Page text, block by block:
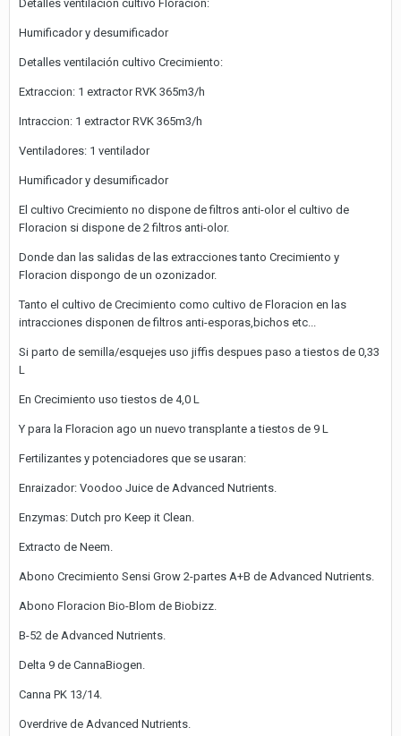
Detalles ventilacion cultivo Floracion:
Humificador y desumificador
Detalles ventilación cultivo Crecimiento:
Extraccion: 1 extractor RVK 365m3/h
Intraccion: 1 extractor RVK 365m3/h
Ventiladores: 1 ventilador
Humificador y desumificador
El cultivo Crecimiento no dispone de filtros anti-olor el cultivo de
Floracion si dispone de 2 filtros anti-olor.
Donde dan las salidas de las extracciones tanto Crecimiento y
Floracion dispongo de un ozonizador.
Tanto el cultivo de Crecimiento como cultivo de Floracion en las
intracciones disponen de filtros anti-esporas,bichos etc...
Si parto de semilla/esquejes uso jiffis despues paso a tiestos de 0,33
L
En Crecimiento uso tiestos de 4,0 L
Y para la Floracion ago un nuevo transplante a tiestos de 9 L
Fertilizantes y potenciadores que se usaran:
Enraizador: Voodoo Juice de Advanced Nutrients.
Enzymas: Dutch pro Keep it Clean.
Extracto de Neem.
Abono Crecimiento Sensi Grow 2-partes A+B de Advanced Nutrients.
Abono Floracion Bio-Blom de Biobizz.
B-52 de Advanced Nutrients.
Delta 9 de CannaBiogen.
Canna PK 13/14.
Overdrive de Advanced Nutrients.